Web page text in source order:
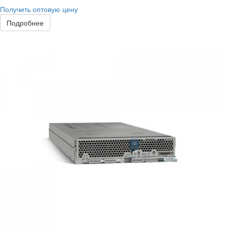
Получить оптовую цену
Подробнее